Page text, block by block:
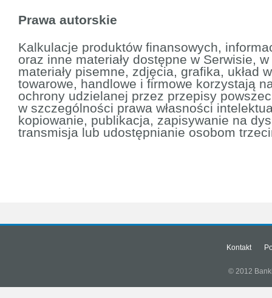
Prawa autorskie
Kalkulacje produktów finansowych,
oraz inne materiały dostępne w Serwisie,
materiały pisemne, zdjęcia, grafika, układ
towarowe, handlowe i firmowe korzystają
ochrony udzielanej przez przepisy
w szczególności prawa własności
kopiowanie, publikacja, zapisywanie na
transmisja lub udostępnianie osobom
Kontakt
© 2012